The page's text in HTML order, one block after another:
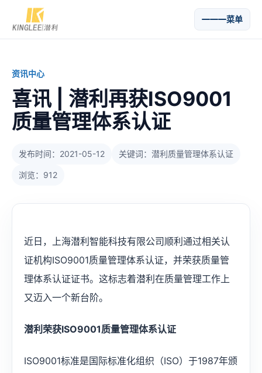
菜单
资讯中心
喜讯 | 潜利再获ISO9001
质量管理体系认证
发布时间：2021-05-12 关键词：潜利质量管理体系认证
浏览：912
近日，上海潜利智能科技有限公司顺利通过相关认
证机构ISO9001质量管理体系认证，并荣获质量管
理体系认证证书。这标志着潜利在质量管理工作上
又迈入一个新台阶。
潜利荣获ISO9001质量管理体系认证
ISO9001标准是国际标准化组织（ISO）于1987年颁